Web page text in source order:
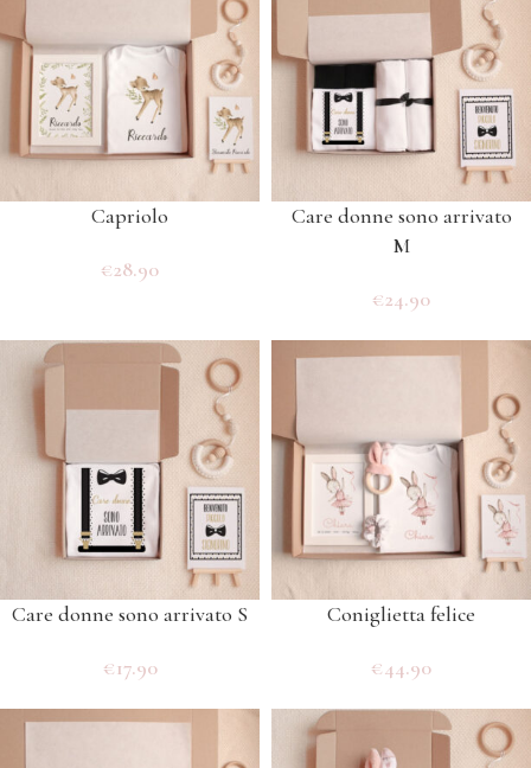
Capriolo
€28.90
Care donne sono arrivato
M
€24.90
Care donne sono arrivato S
€17.90
Coniglietta felice
€44.90